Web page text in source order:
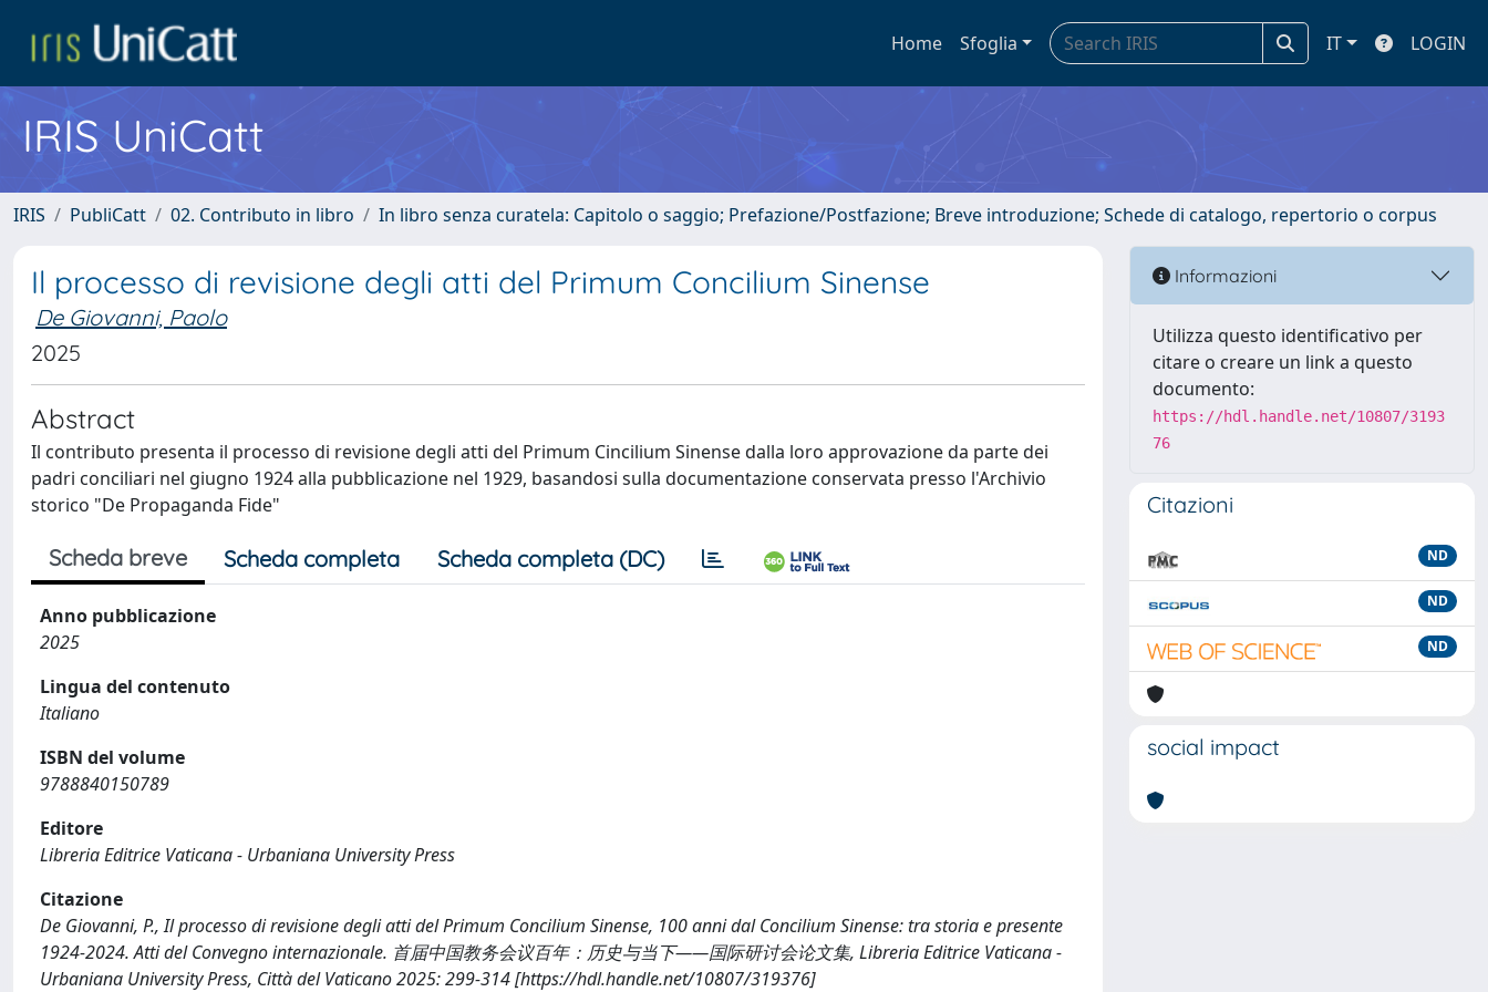
Home Sfoglia IT LOGIN
IRIS UniCatt
IRIS PubliCatt 02. Contributo in libro In libro senza curatela: Capitolo o saggio; Prefazione/Postfazione; Breve introduzione; Schede di catalogo, repertorio o corpus
Il processo di revisione degli atti del Primum Concilium Sinense
De Giovanni, Paolo
2025
Abstract
Il contributo presenta il processo di revisione degli atti del Primum Cincilium Sinense dalla loro approvazione da parte dei
padri conciliari nel giugno 1924 alla pubblicazione nel 1929, basandosi sulla documentazione conservata presso l'Archivio
storico "De Propaganda Fide"
Scheda breve Scheda completa Scheda completa (DC)
Anno pubblicazione
2025
Lingua del contenuto
Italiano
ISBN del volume
9788840150789
Editore
Libreria Editrice Vaticana - Urbaniana University Press
Citazione
De Giovanni, P., Il processo di revisione degli atti del Primum Concilium Sinense, 100 anni dal Concilium Sinense: tra storia e presente
1924-2024. Atti del Convegno internazionale. 首届中国教务会议百年：历史与当下——国际研讨会论文集, Libreria Editrice Vaticana -
Urbaniana University Press, Città del Vaticano 2025: 299-314 [https://hdl.handle.net/10807/319376]
Informazioni
Utilizza questo identificativo per
citare o creare un link a questo
documento:
https://hdl.handle.net/10807/3193
76
Citazioni
ND
ND
ND
social impact